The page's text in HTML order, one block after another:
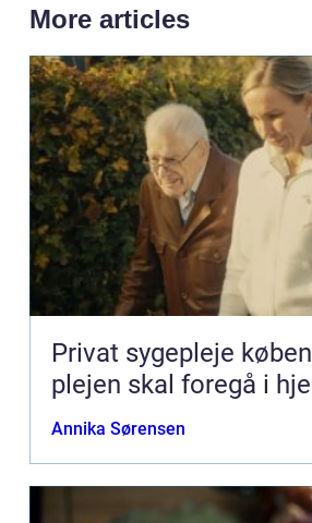
More articles
Privat sygepleje
plejen skal foregå i
Annika Sørensen